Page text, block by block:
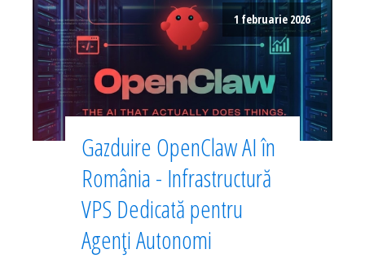
1 februarie 2026
Gazduire OpenClaw AI în
România - Infrastructură
VPS Dedicată pentru
Agenți Autonomi